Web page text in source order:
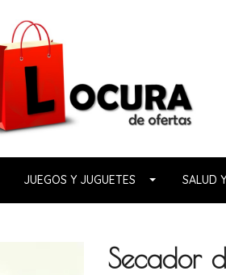
JUEGOS Y JUGUETES SALUD
Secador